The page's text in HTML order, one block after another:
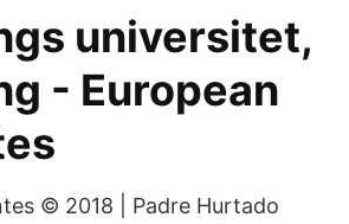
universitet,
- European
© 2018 | Padre Hurtado